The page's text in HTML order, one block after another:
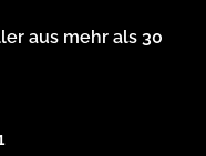
aus mehr als 30